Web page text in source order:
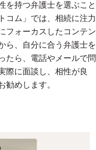
を持つ弁護士を選ぶこと
コム」では、相続に注力
フォーカスしたコンテン
ら、自分に合う弁護士を
たら、電話やメールで問
際に面談し、相性が良
勧めします。